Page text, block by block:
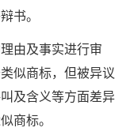
书。
由及事实进行审
似商标，但被异议
及含义等方面差异
商标。